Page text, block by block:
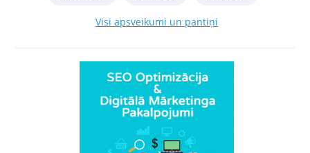
Visi apsveikumi un pantiņi